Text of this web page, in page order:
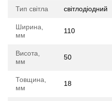
Тип світла cвітлодіодний
Ширина,
мм
110
Висота,
мм
50
Товщина,
мм
18